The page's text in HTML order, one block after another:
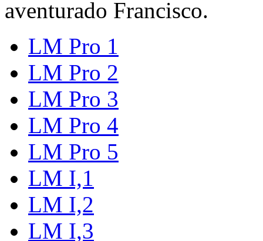
aventurado Francisco.
LM Pro 1
LM Pro 2
LM Pro 3
LM Pro 4
LM Pro 5
LM I,1
LM I,2
LM I,3